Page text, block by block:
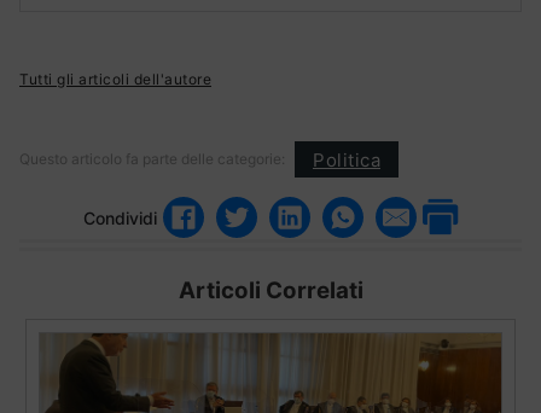
Tutti gli articoli dell'autore
Questo articolo fa parte delle categorie: Politica
Condividi
Articoli Correlati